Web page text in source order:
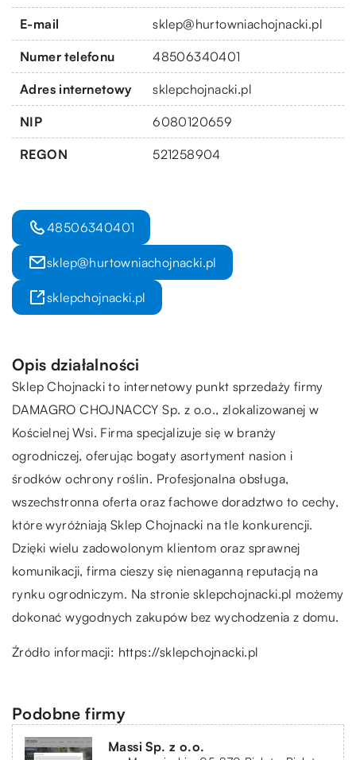
E-mail sklep@hurtowniachojnacki.pl
Numer telefonu 48506340401
Adres internetowy sklepchojnacki.pl
NIP 6080120659
REGON 521258904
48506340401
sklep@hurtowniachojnacki.pl
sklepchojnacki.pl
Opis działalności
Sklep Chojnacki to internetowy punkt sprzedaży firmy
DAMAGRO CHOJNACCY Sp. z o.o., zlokalizowanej w
Kościelnej Wsi. Firma specjalizuje się w branży
ogrodniczej, oferując bogaty asortyment nasion i
środków ochrony roślin. Profesjonalna obsługa,
wszechstronna oferta oraz fachowe doradztwo to cechy,
które wyróżniają Sklep Chojnacki na tle konkurencji.
Dzięki wielu zadowolonym klientom oraz sprawnej
komunikacji, firma cieszy się nienaganną reputacją na
rynku ogrodniczym. Na stronie sklepchojnacki.pl możemy
dokonać wygodnych zakupów bez wychodzenia z domu.
Źródło informacji: https://sklepchojnacki.pl
Podobne firmy
Massi Sp. z o.o.